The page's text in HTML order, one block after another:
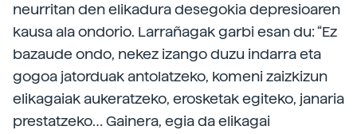
neurritan den elikadura desegokia depresioaren
kausa ala ondorio. Larrañagak garbi esan du: “Ez
bazaude ondo, nekez izango duzu indarra eta
gogoa jatorduak antolatzeko, komeni zaizkizun
elikagaiak aukeratzeko, erosketak egiteko, janaria
prestatzeko… Gainera, egia da elikagai